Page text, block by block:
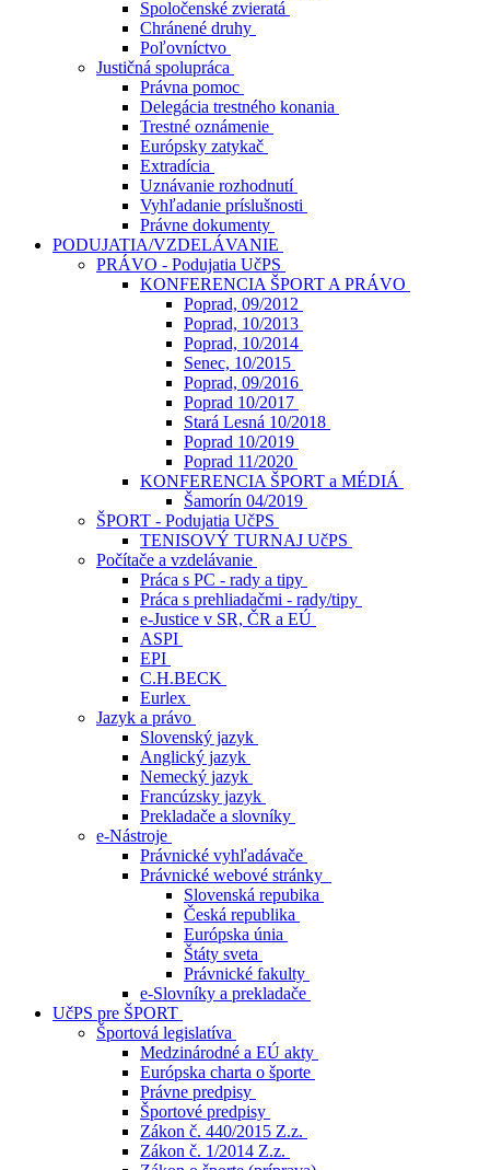
Spoločenské zvieratá
Chránené druhy
Poľovníctvo
Justičná spolupráca
Právna pomoc
Delegácia trestného konania
Trestné oznámenie
Európsky zatykač
Extradícia
Uznávanie rozhodnutí
Vyhľadanie príslušnosti
Právne dokumenty
PODUJATIA/VZDELÁVANIE
PRÁVO - Podujatia UčPS
KONFERENCIA ŠPORT A PRÁVO
Poprad, 09/2012
Poprad, 10/2013
Poprad, 10/2014
Senec, 10/2015
Poprad, 09/2016
Poprad 10/2017
Stará Lesná 10/2018
Poprad 10/2019
Poprad 11/2020
KONFERENCIA ŠPORT a MÉDIÁ
Šamorín 04/2019
ŠPORT - Podujatia UčPS
TENISOVÝ TURNAJ UčPS
Počítače a vzdelávanie
Práca s PC - rady a tipy
Práca s prehliadačmi - rady/tipy
e-Justice v SR, ČR a EÚ
ASPI
EPI
C.H.BECK
Eurlex
Jazyk a právo
Slovenský jazyk
Anglický jazyk
Nemecký jazyk
Francúzsky jazyk
Prekladače a slovníky
e-Nástroje
Právnické vyhľadávače
Právnické webové stránky
Slovenská repubika
Česká republika
Európska únia
Štáty sveta
Právnické fakulty
e-Slovníky a prekladače
UčPS pre ŠPORT
Športová legislatíva
Medzinárodné a EÚ akty
Európska charta o športe
Právne predpisy
Športové predpisy
Zákon č. 440/2015 Z.z.
Zákon č. 1/2014 Z.z.